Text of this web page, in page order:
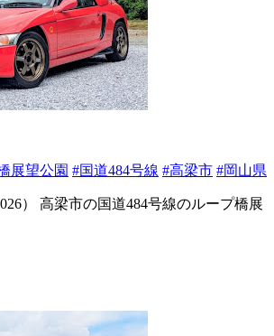
展望公園 #国道484号線 #高梁市 #岡山県
） 高梁市の国道484号線のループ橋展